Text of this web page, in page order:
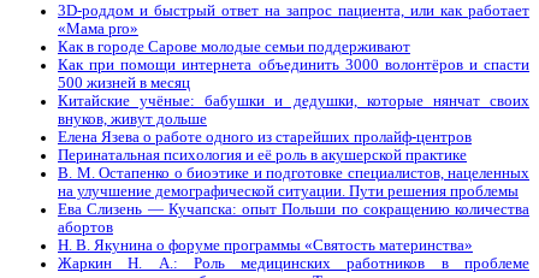
3D-роддом и быстрый ответ на запрос пациента, или как работает
«Мама prо»
Как в городе Сарове молодые семьи поддерживают
Как при помощи интернета объединить 3000 волонтёров и спасти
500 жизней в месяц
Китайские учёные: бабушки и дедушки, которые нянчат своих
внуков, живут дольше
Елена Язева о работе одного из старейших пролайф-центров
Перинатальная психология и её роль в акушерской практике
В. М. Остапенко о биоэтике и подготовке специалистов, нацеленных
на улучшение демографической ситуации. Пути решения проблемы
Ева Слизень — Кучапска: опыт Польши по сокращению количества
абортов
Н. В. Якунина о форуме программы «Святость материнства»
Жаркин Н. А.: Роль медицинских работников в проблеме